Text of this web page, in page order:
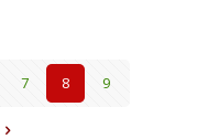
7 8 9